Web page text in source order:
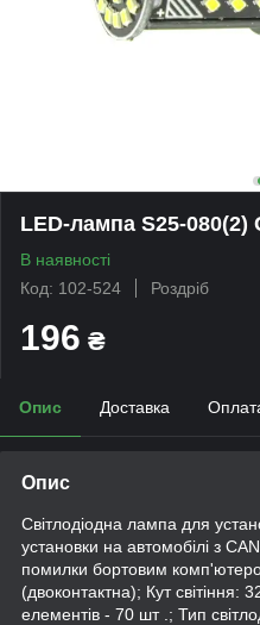
LED-лампа S25-080(2)
В наявності
Код: 102-524
Роздріб
196 ₴
Опис Доставка
Опис
Світлодіодна лампа для
установки на автомобілі з
помилки бортовим
(двоконтактна); Кут світіння:
елементів - 70 шт .; Тип